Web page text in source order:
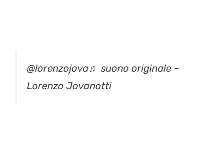
@lorenzojova♬ suono originale –
Lorenzo Jovanotti